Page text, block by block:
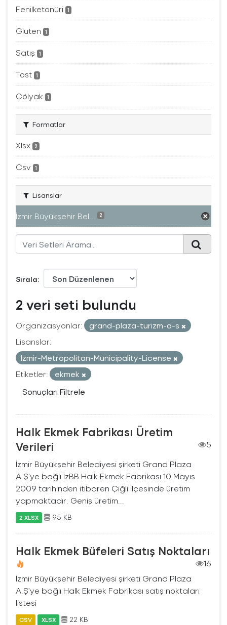
Fenilketonüri 1
Gluten 1
Satış 1
Tost 1
Çölyak 1
Formatlar
Xlsx 2
Csv 1
Lisanslar
İzmir Büyükşehir Bel... 2
Sırala
2 veri seti bulundu
Organizasyonlar:
grand-plaza-turizm-a-s
Lisanslar:
Izmir-Metropolitan-Municipality-License
Etiketler:
ekmek
Sonuçları Filtrele
Halk Ekmek Fabrikası Üretim
Verileri
5
İzmir Büyükşehir Belediyesi şirketi Grand Plaza
A.Ş’ye bağlı İzBB Halk Ekmek Fabrikası 10 Mayıs
2009 tarihinden itibaren Çiğli ilçesinde üretim
yapmaktadır. Geniş üretim...
2 XLSX 95 KB
Halk Ekmek Büfeleri Satış Noktaları
16
İzmir Büyükşehir Belediyesi şirketi Grand Plaza
A.Ş’ye bağlı Halk Ekmek Fabrikası satış noktaları
listesi
CSV XLSX 22 KB